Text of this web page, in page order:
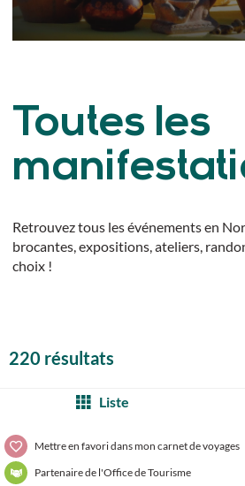
Toutes les
Retrouvez tous les événements en
brocantes, expositions, ateliers,
choix !
220 résultats
Liste
Mettre en favori dans mon carnet de voyages
Partenaire de l'Office de Tourisme